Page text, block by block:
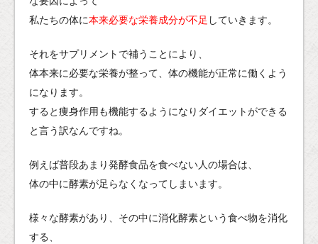
私たちの体に本来必要な栄養成分が不足 していきます。
それをサプリメントで補うことにより、
体本来に必要な栄養が整って、体の機能が正常に働くよう
になります。
すると痩身作用も機能するようになりダイエットができる
と言う訳なんですね。
例えば普段あまり発酵食品を食べない人の場合は、
体の中に酵素が足らなくなってしまいます。
様々な酵素があり、その中に消化酵素という食べ物を消化
する、